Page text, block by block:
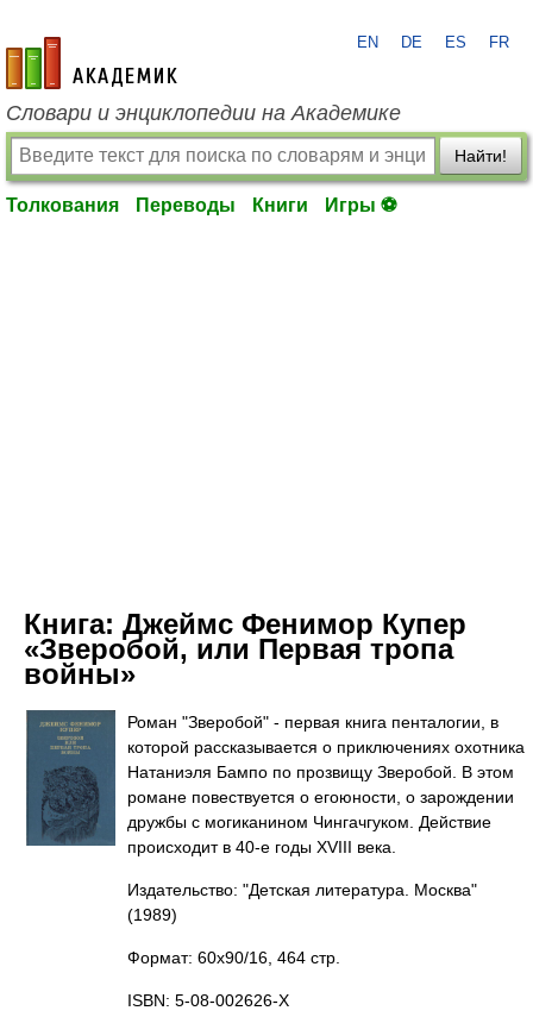
academic.ru
EN DE ES FR
Словари и энциклопедии на Академике
Найти!
Толкования Переводы Книги Игры ⚽
Книга: Джеймс Фенимор Купер
«Зверобой, или Первая тропа
войны»
Роман "Зверобой" - первая книга пенталогии, в
которой рассказывается о приключениях охотника
Натаниэля Бампо по прозвищу Зверобой. В этом
романе повествуется о егоюности, о зарождении
дружбы с могиканином Чингачгуком. Действие
происходит в 40-е годы XVIII века.
Издательство: "Детская литература. Москва"
(1989)
Формат: 60x90/16, 464 стр.
ISBN: 5-08-002626-X